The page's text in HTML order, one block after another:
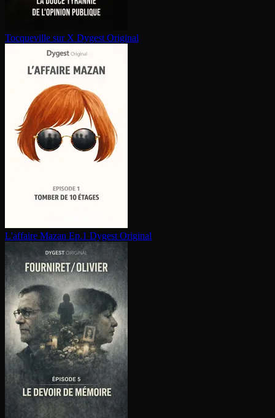
Tocqueville sur X Dygest Original
L'affaire Mazan Ep.1 Dygest Original